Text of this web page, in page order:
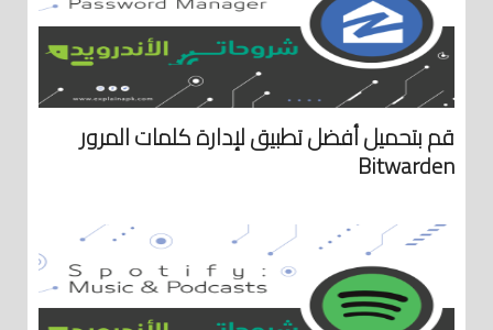
قم بتحميل أفضل تطبيق لإدارة كلمات المرور
Bitwarden